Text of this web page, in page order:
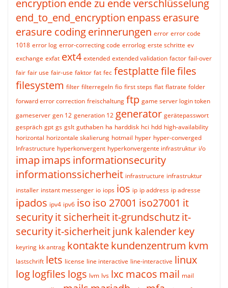
encryption ende zu ende verschlüsselung
end_to_end_encryption enpass erasure
erasure codingerinnerungen error error code
1018 error log error-correcting code errorlog erste schritte ev
exchange exfat ext4 extended extended validation factor fail-over
fair fair use fair-use faktor fat fec festplattefilefiles
filesystem filter filterregeln fio first steps flat flatrate folder
forward error correction freischaltung ftp game server login token
gameserver gen 12 generation 12 generator gerätepasswort
gespräch gpt gs gslt guthaben ha harddisk hci hdd high-availability
horizontal horizontale skalierung hotmail hyper hyper-converged
Infrastructure hyperkonvergent hyperkonvergente infrastruktur i/o
imapimaps informationsecurity
informationssicherheit infrastructure infrastruktur
installer instant messenger io iops ios ip ip address ip adresse
ipados ipv4 ipv6 iso iso 27001 iso27001 it
securityit sicherheitit-grundschutzit-
securityit-sicherheitjunk kalenderkey
keyring kk antrag kontaktekundenzentrum kvm
lastschrift lets license line interactive line-interactive linux
loglogfiles logs lvm lvs lxc macos mail mail